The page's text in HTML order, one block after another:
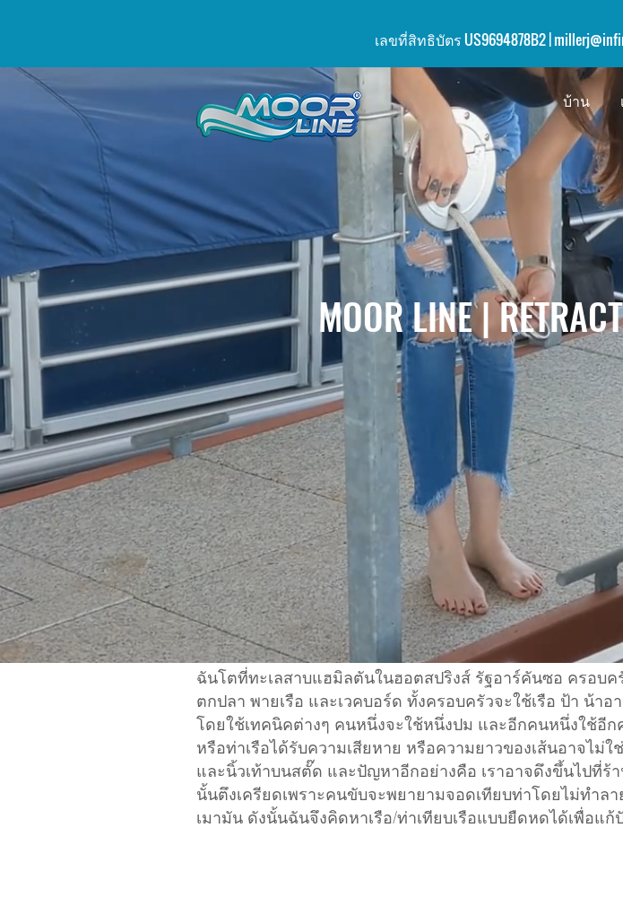
เลขที่สิทธิบัตร US9694878B2 |
บ้าน
MOOR LINE |
ฉันโตที่ทะเลสาบแฮมิลตันในฮอตสปริงส์ รัฐอาร์คันซอ ครอบค
ตกปลา พายเรือ และเวคบอร์ด ทั้งครอบครัวจะใช้เรือ ป้า น้
โดยใช้เทคนิคต่างๆ คนหนึ่งจะใช้หนึ่งปม และอีกคนหนึ่งใช้อี
หรือท่าเรือได้รับความเสียหาย หรือความยาวของเส้นอาจไม่
และนิ้วเท้าบนสตั๊ด และปัญหาอีกอย่างคือ เราอาจดึงขึ้นไปที่ร้
นั้นตึงเครียดเพราะคนขับจะพยายามจอดเทียบท่าโดยไม่ทำล
เมามัน ดังนั้นฉันจึงคิดหาเรือ/ท่าเทียบเรือแบบยืดหดได้เพื่อแ